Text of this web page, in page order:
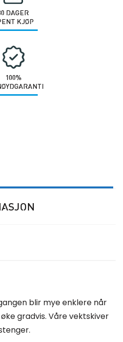
DAGER
KJØP
100%
blir mye enklere når
gradvis. Våre vektskiver